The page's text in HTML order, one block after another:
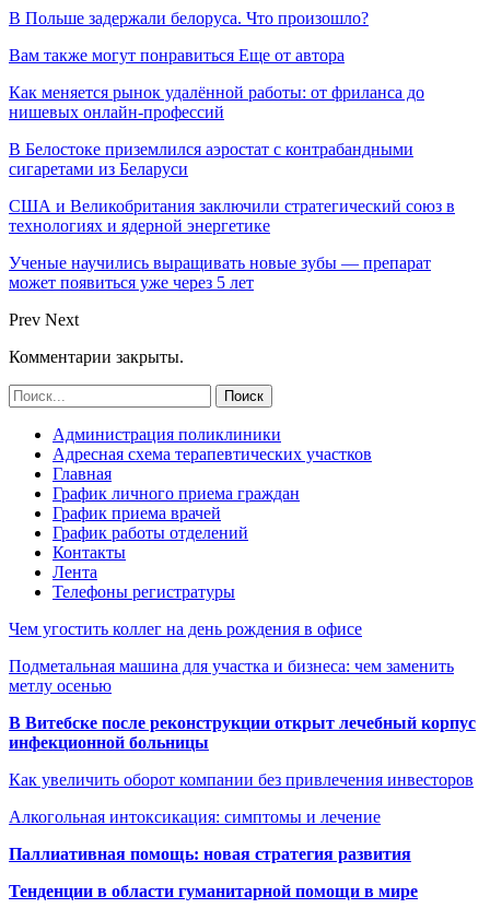
В Польше задержали белоруса. Что произошло?
Вам также могут понравиться Еще от автора
Как меняется рынок удалённой работы: от фриланса до
нишевых онлайн-профессий
В Белостоке приземлился аэростат с контрабандными
сигаретами из Беларуси
США и Великобритания заключили стратегический союз в
технологиях и ядерной энергетике
Ученые научились выращивать новые зубы — препарат
может появиться уже через 5 лет
Prev Next
Комментарии закрыты.
Администрация поликлиники
Адресная схема терапевтических участков
Главная
График личного приема граждан
График приема врачей
График работы отделений
Контакты
Лента
Телефоны регистратуры
Чем угостить коллег на день рождения в офисе
Подметальная машина для участка и бизнеса: чем заменить
метлу осенью
В Витебске после реконструкции открыт лечебный корпус
инфекционной больницы
Как увеличить оборот компании без привлечения инвесторов
Алкогольная интоксикация: симптомы и лечение
Паллиативная помощь: новая стратегия развития
Тенденции в области гуманитарной помощи в мире